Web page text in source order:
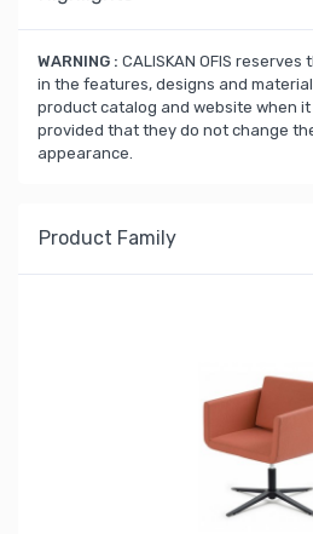
WARNING : CALISKAN OFIS
in the features, designs and
product catalog and website when
provided that they do not change
appearance.
Product Family